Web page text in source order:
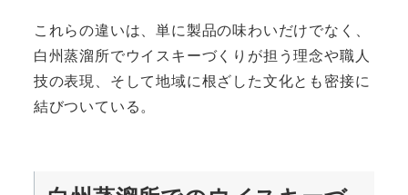
これらの違いは、単に製品の味わいだけでなく、
白州蒸溜所でウイスキーづくりが担う理念や職人
技の表現、そして地域に根ざした文化とも密接に
結びついている。